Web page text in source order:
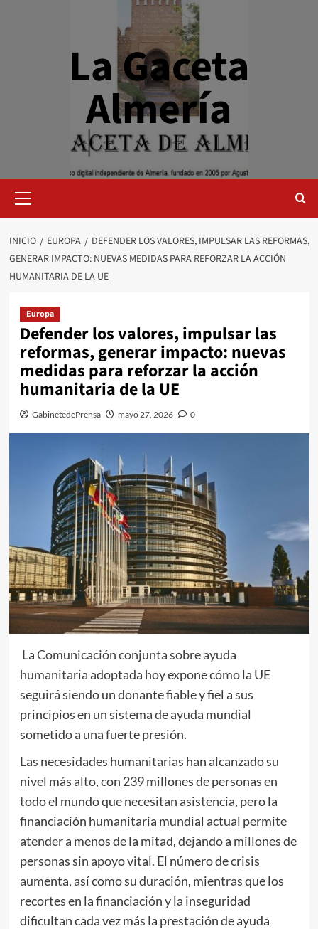
La Gaceta
Almería
primario
INICIO EUROPA
DEFENDER LOS VALORES, IMPULSAR LAS REFORMAS,
GENERAR IMPACTO: NUEVAS MEDIDAS PARA REFORZAR LA ACCIÓN
HUMANITARIA DE LA UE
Europa
Defender los valores, impulsar las
reformas, generar impacto: nuevas
medidas para reforzar la acción
humanitaria de la UE
GabinetedePrensa mayo 27, 2026 0
LaComunicación conjunta sobre ayuda
humanitariaadoptada hoy expone cómo la UE
seguirá siendo un donante fiable y fiel a sus
principios en un sistema de ayuda mundial
sometido a una fuerte presión.
Las necesidades humanitarias han alcanzado su
nivel más alto, con 239 millones de personas en
todo el mundo que necesitan asistencia, pero la
financiación humanitaria mundial actual permite
atender a menos de la mitad, dejando a millones de
personas sin apoyo vital. El número de crisis
aumenta, así como su duración, mientras que los
recortes en la financiación y la inseguridad
dificultan cada vez más la prestación de ayuda